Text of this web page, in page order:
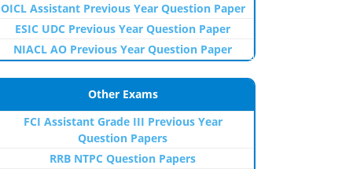
OICL Assistant Previous Year Question Paper
ESIC UDC Previous Year Question Paper
NIACL AO Previous Year Question Paper
Other Exams
FCI Assistant Grade III Previous Year
Question Papers
RRB NTPC Question Papers